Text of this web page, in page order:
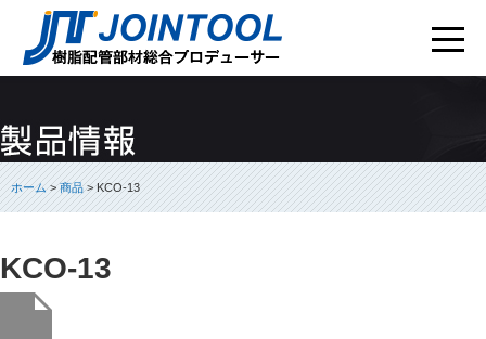
ホーム>商品> KCO-13
KCO-13